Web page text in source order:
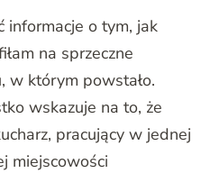
informacje o tym, jak
na sprzeczne
w którym powstało.
wskazuje na to, że
pracujący w jednej
miejscowości